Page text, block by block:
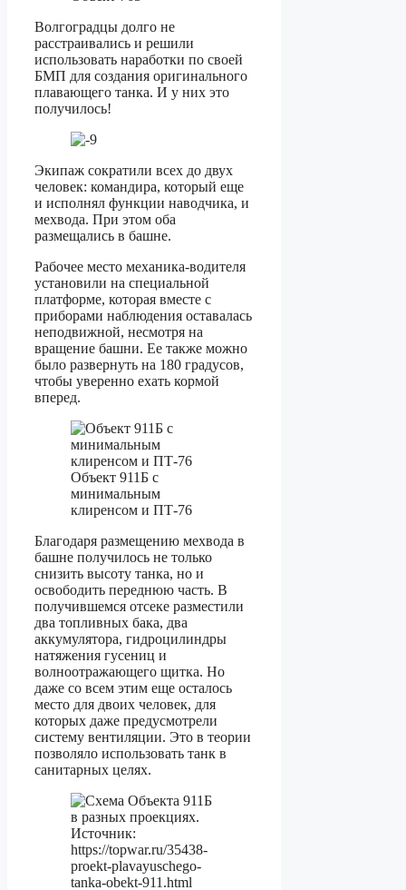
Волгоградцы долго не
расстраивались и решили
использовать наработки по своей
БМП для создания оригинального
плавающего танка. И у них это
получилось!
Экипаж сократили всех до двух
человек: командира, который еще
и исполнял функции наводчика, и
мехвода. При этом оба
размещались в башне.
Рабочее место механика-водителя
установили на специальной
платформе, которая вместе с
приборами наблюдения оставалась
неподвижной, несмотря на
вращение башни. Ее также можно
было развернуть на 180 градусов,
чтобы уверенно ехать кормой
вперед.
Объект 911Б с
минимальным
клиренсом и ПТ-76
Благодаря размещению мехвода в
башне получилось не только
снизить высоту танка, но и
освободить переднюю часть. В
получившемся отсеке разместили
два топливных бака, два
аккумулятора, гидроцилиндры
натяжения гусениц и
волноотражающего щитка. Но
даже со всем этим еще осталось
место для двоих человек, для
которых даже предусмотрели
систему вентиляции. Это в теории
позволяло использовать танк в
санитарных целях.